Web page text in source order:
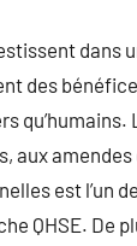
dans
des
qu’humains.
aux amendes
est l’un
QHSE. De